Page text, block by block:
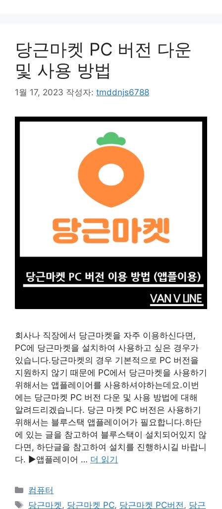
당근마켓 PC 버전 다운
및 사용 방법
1월 17, 2023 작성자: tmddnjs6788
회사나 직장에서 당근마켓을 자주 이용하신다면,
PC에 당근마켓을 설치하여 사용하고 싶은 경우가
있습니다.당근마켓의 경우 기본적으로 PC 버전을
지원하지 않기 때문에 PC에서 당근마켓을 사용하기
위해서는 앱플레이어를 사용하셔야하는데요.이번
에는 당근마켓 PC 버전 다운 및 사용 방법에 대해
알려드리겠습니다. 당근 마켓 PC 버전은 사용하기
위해서는 블루스택 앱플레이어가 필요합니다.하단
에 있는 글을 참고하여 블루스택이 설치되어있지 않
다면, 하단글을 참고하여 설치를 진행하시길 바랍니
다. ▶앱플레이어 … 더 읽기
카
테
컴퓨터
태
당근마켓 , 당근마켓 PC, 당근마켓 PC버전 , 당근